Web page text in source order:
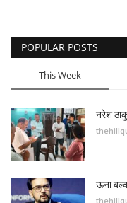
POPULAR POSTS
This Week
नरेश
ऊना